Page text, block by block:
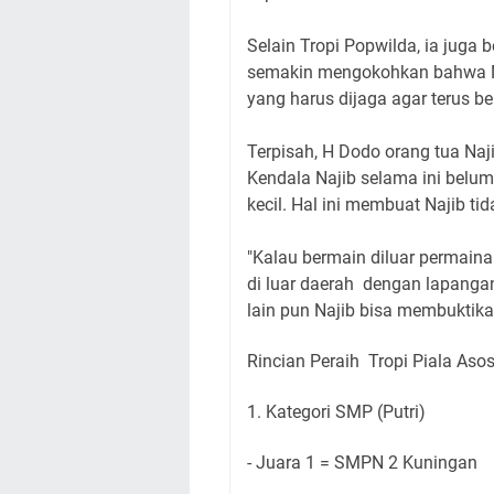
Selain Tropi Popwilda, ia juga
semakin mengokohkan
yang harus dijaga agar terus
Terpisah, H Dodo orang tua
Kendala Najib selama ini
kecil. Hal ini membuat Najib
"Kalau bermain diluar
di luar daerah dengan
lain pun Najib bisa
Rincian Peraih Tropi Piala
1. Kategori SMP (Putri)
- Juara 1 = SMPN 2 Kuningan